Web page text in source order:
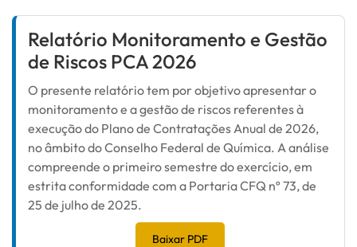
Relatório Monitoramento e Gestão
de Riscos PCA 2026
O presente relatório tem por objetivo apresentar o
monitoramento e a gestão de riscos referentes à
execução do Plano de Contratações Anual de 2026,
no âmbito do Conselho Federal de Química. A análise
compreende o primeiro semestre do exercício, em
estrita conformidade com a Portaria CFQ nº 73, de
25 de julho de 2025.
Baixar PDF